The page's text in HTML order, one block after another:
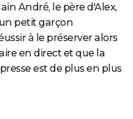
André, le père d'Alex,
petit garçon
à le préserver alors
en direct et que la
est de plus en plus